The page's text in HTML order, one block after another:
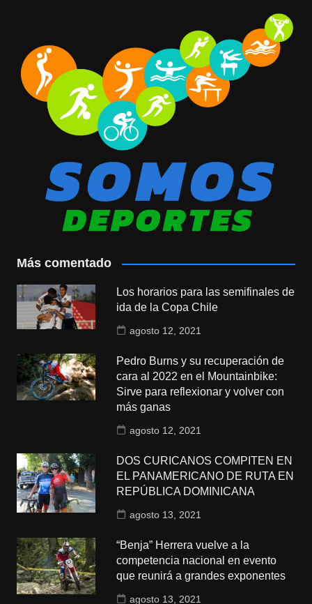
Más comentado
Los horarios para las semifinales de
ida de la Copa Chile
agosto 12, 2021
Pedro Burns y su recuperación de
cara al 2022 en el Mountainbike:
Sirve para reflexionar y volver con
más ganas
agosto 12, 2021
DOS CURICANOS COMPITEN EN
EL PANAMERICANO DE RUTA EN
REPÚBLICA DOMINICANA
agosto 13, 2021
“Benja” Herrera vuelve a la
competencia nacional en evento
que reunirá a grandes exponentes
agosto 13, 2021